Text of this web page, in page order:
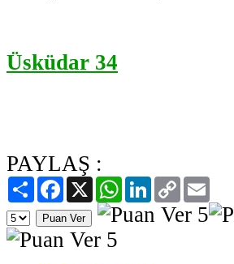
Üsküdar 34
PAYLAŞ :
PaylaşFacebook
X WhatsAppLinkedIn
Copy
Link